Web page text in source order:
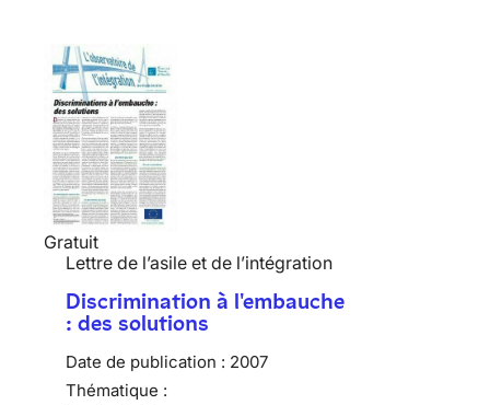
Gratuit
Lettre de l’asile et de l’intégration
Discrimination à l'embauche
: des solutions
Date de publication : 2007
Thématique :